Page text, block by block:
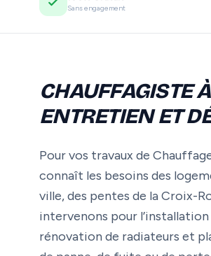
Sans engagement
CHAUFFAGISTE
ENTRETIEN ET
Pour vos travaux de
connaît les besoins des
ville, des pentes de la Croix-
intervenons pour
rénovation de radiateurs et